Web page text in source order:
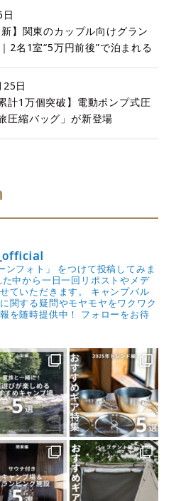
新】関東のカップル向けグラン
2名1室“5万円前後”で泊まれる
日
計1万個突破】電動ポンプ式圧
圧縮バッグ」が新登場
ンフォト」 をつけて投稿してみま
中から一日一回リポストやメデ
ていただきます。
キャンプバル
関する疑問やモヤモヤをワクワク
を随時提供中！
フォローをお待